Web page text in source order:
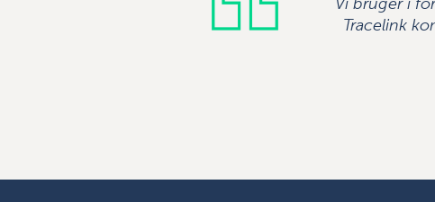
Vi bruger i
Tracelink